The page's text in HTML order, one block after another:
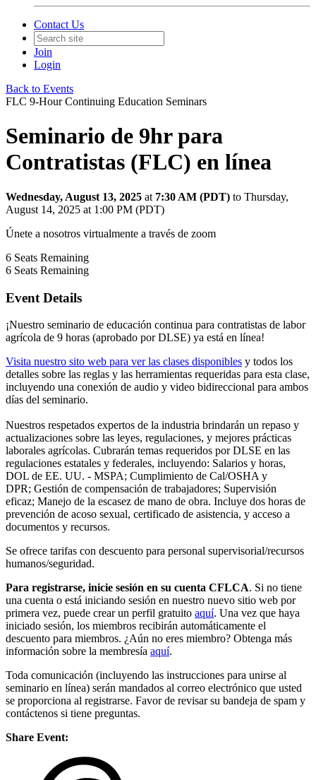
Contact Us
Join
Login
Back to Events
FLC 9-Hour Continuing Education Seminars
Seminario de 9hr para
Contratistas (FLC) en línea
Wednesday, August 13, 2025 at 7:30 AM (PDT) to Thursday,
August 14, 2025 at 1:00 PM (PDT)
Únete a nosotros virtualmente a través de zoom
6 Seats Remaining
6 Seats Remaining
Event Details
¡Nuestro seminario de educación continua para contratistas de labor
agrícola de 9 horas (aprobado por DLSE) ya está en línea!
Visita nuestro sito web para ver las clases disponibles y todos los
detalles sobre las reglas y las herramientas requeridas para esta clase,
incluyendo una conexión de audio y video bidireccional para ambos
días del seminario.
Nuestros respetados expertos de la industria brindarán un repaso y
actualizaciones sobre las leyes, regulaciones, y mejores prácticas
laborales agrícolas. Cubrarán temas requeridos por DLSE en las
regulaciones estatales y federales, incluyendo: Salarios y horas,
DOL de EE. UU. - MSPA; Cumplimiento de Cal/OSHA y
DPR; Gestión de compensación de trabajadores; Supervisión
eficaz; Manejo de la escasez de mano de obra. Incluye dos horas de
prevención de acoso sexual, certificado de asistencia, y acceso a
documentos y recursos.
Se ofrece tarifas con descuento para personal supervisorial/recursos
humanos/seguridad.
Para registrarse, inicie sesión en su cuenta CFLCA. Si no tiene
una cuenta o está iniciando sesión en nuestro nuevo sitio web por
primera vez, puede crear un perfil gratuito aquí. Una vez que haya
iniciado sesión, los miembros recibirán automáticamente el
descuento para miembros. ¿Aún no eres miembro? Obtenga más
información sobre la membresía aquí.
Toda comunicación (incluyendo las instrucciones para unirse al
seminario en línea) serán mandados al correo electrónico que usted
se proporciona al registrarse. Favor de revisar su bandeja de spam y
contáctenos si tiene preguntas.
Share Event: